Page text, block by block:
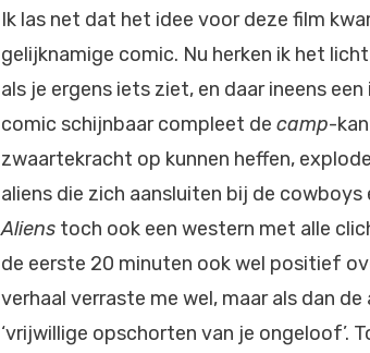
Ik las net dat het idee voor deze film
gelijknamige comic. Nu herken ik het
als je ergens iets ziet, en daar ineens
comic schijnbaar compleet de camp-
zwaartekracht op kunnen heffen,
aliens die zich aansluiten bij de
Aliens toch ook een western met alle
de eerste 20 minuten ook wel positief
verhaal verraste me wel, maar als dan
‘vrijwillige opschorten van je ongeloof’.